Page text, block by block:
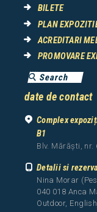
BILETE
PLAN
ACREDITARI
PROMOVARE
date de contact
Complex
B1
Blv. Mărăști, nr.
Detalii si
Nina Morar
040 018 Anca
Outdoor,